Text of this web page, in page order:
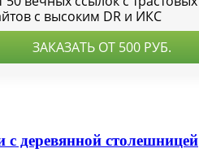
с деревянной столешницей